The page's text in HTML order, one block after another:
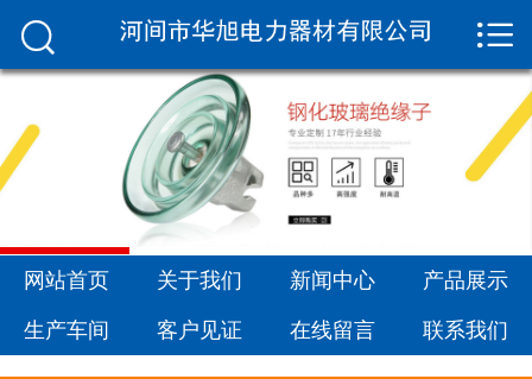
 网站首页
新闻中心
生产车间
客户见证


网站首页 关于我们 新闻中心 产品展示
生产车间 客户见证 在线留言 联系我们